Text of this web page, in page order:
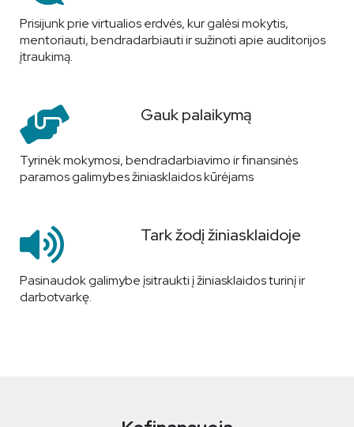
Prisijunk prie virtualios erdvės, kur galėsi mokytis,
mentoriauti, bendradarbiauti ir sužinoti apie auditorijos
įtraukimą.
Gauk palaikymą
Tyrinėk mokymosi, bendradarbiavimo ir finansinės
paramos galimybes žiniasklaidos kūrėjams
Tark žodį žiniasklaidoje
Pasinaudok galimybe įsitraukti į žiniasklaidos turinį ir
darbotvarkę.